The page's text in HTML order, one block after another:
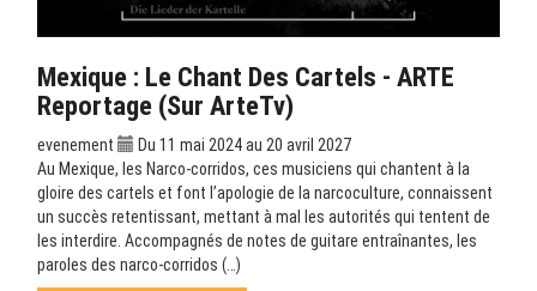
Mexique : Le Chant Des Cartels - ARTE
Reportage (sur ArteTv)
evenement
Du 11 mai 2024 au 20 avril 2027
Au Mexique, les Narco-corridos, ces musiciens qui chantent à la
gloire des cartels et font l’apologie de la narcoculture, connaissent
un succès retentissant, mettant à mal les autorités qui tentent de
les interdire. Accompagnés de notes de guitare entraînantes, les
paroles des narco-corridos (…)